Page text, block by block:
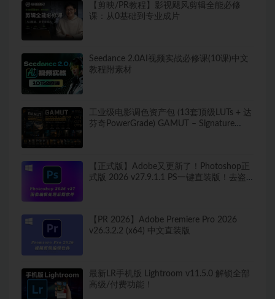
【剪映/PR教程】影视飓风剪辑全能必修
课：从0基础到专业成片
Seedance 2.0AI视频实战必修课(10课)中文
教程附素材
工业级电影调色资产包 (13套顶级LUTs + 达
芬奇PowerGrade) GAMUT – Signature
【正式版】Adobe又更新了！Photoshop正
式版 2026 v27.9.1.1 PS一键直装版！去盗
【PR 2026】Adobe Premiere Pro 2026
v26.3.2.2 (x64) 中文直装版
最新LR手机版 Lightroom v11.5.0 解锁全部
高级/付费功能！